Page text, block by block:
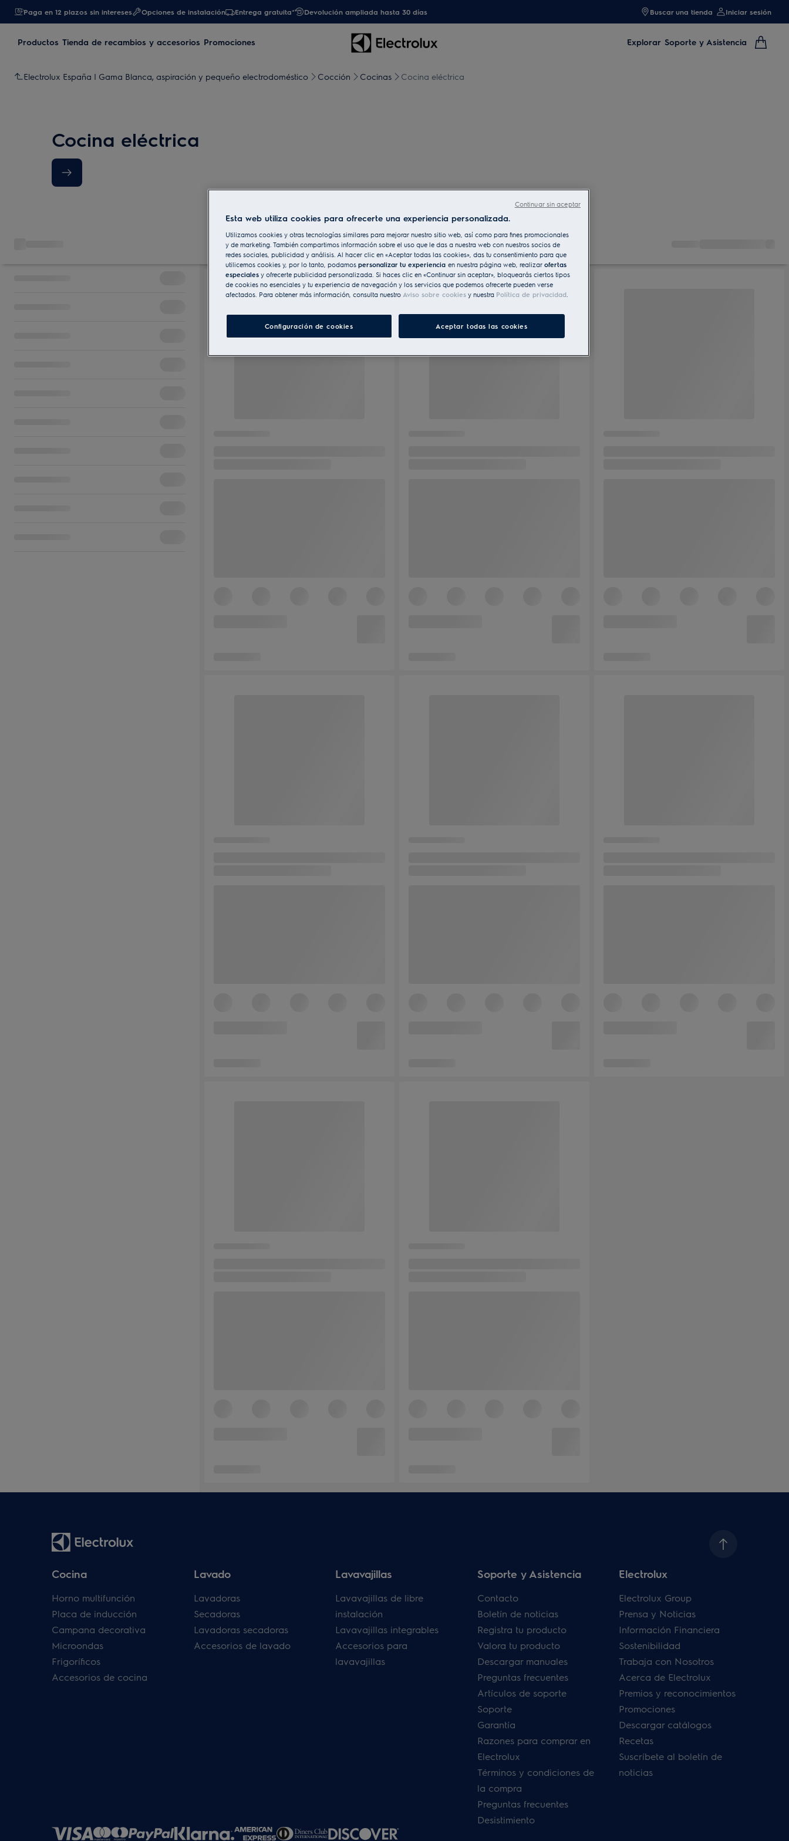
Paga en 12 plazos sin intereses Opciones de instalación Entrega gratuita* Devolución ampliada hasta 30 días Buscar una tienda Iniciar sesión
Productos Tienda de recambios y accesorios Promociones Explorar Soporte y Asistencia
Electrolux España | Gama Blanca, aspiración y pequeño electrodoméstico Cocción Cocinas Cocina eléctrica
Cocina eléctrica
Cocina
Horno multifunción
Placa de inducción
Campana decorativa
Microondas
Frigoríficos
Accesorios de cocina
Lavado
Lavadoras
Secadoras
Lavadoras secadoras
Accesorios de lavado
Lavavajillas
Lavavajillas de libre
instalación
Lavavajillas integrables
Accesorios para
lavavajillas
Soporte y Asistencia
Contacto
Boletín de noticias
Registra tu producto
Valora tu producto
Descargar manuales
Preguntas frecuentes
Artículos de soporte
Soporte
Garantía
Razones para comprar en
Electrolux
Términos y condiciones de
la compra
Preguntas frecuentes
Desistimiento
Electrolux
Electrolux Group
Prensa y Noticias
Información Financiera
Sostenibilidad
Trabaja con Nosotros
Acerca de Electrolux
Premios y reconocimientos
Promociones
Descargar catálogos
Recetas
Suscríbete al boletín de
noticias
Esta web utiliza cookies para ofrecerte una experiencia personalizada.
Utilizamos cookies y otras tecnologías similares para mejorar nuestro sitio web, así como para fines promocionales
y de marketing. También compartimos información sobre el uso que le das a nuestra web con nuestros socios de
redes sociales, publicidad y análisis. Al hacer clic en «Aceptar todas las cookies», das tu consentimiento para que
utilicemos cookies y, por lo tanto, podamos personalizar tu experiencia en nuestra página web, realizar ofertas
especiales y ofrecerte publicidad personalizada. Si haces clic en «Continuar sin aceptar», bloquearás ciertos tipos
de cookies no esenciales y tu experiencia de navegación y los servicios que podemos ofrecerte pueden verse
afectados. Para obtener más información, consulta nuestro Aviso sobre cookies y nuestra Política de privacidad
Configuración de cookies Aceptar todas las cookies
Continuar sin aceptar